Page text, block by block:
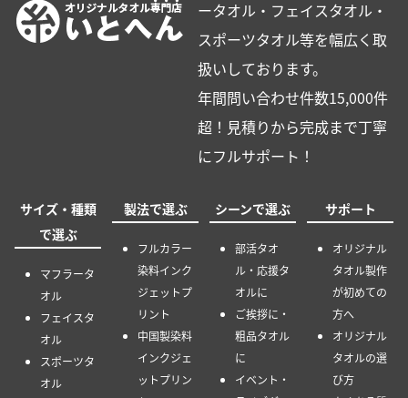
ータオル・フェイスタオル・
スポーツタオル等を幅広く取
扱いしております。
年間問い合わせ件数15,000件
超！見積りから完成まで丁寧
にフルサポート！
サイズ・種類
で選ぶ
マフラータ
オル
フェイスタ
オル
スポーツタ
オル
製法で選ぶ
フルカラー
染料インク
ジェットプ
リント
中国製染料
インクジェ
ットプリン
シーンで選ぶ
部活タオ
ル・応援タ
オルに
ご挨拶に・
粗品タオル
に
イベント・
サポート
オリジナル
タオル製作
が初めての
方へ
オリジナル
タオルの選
び方